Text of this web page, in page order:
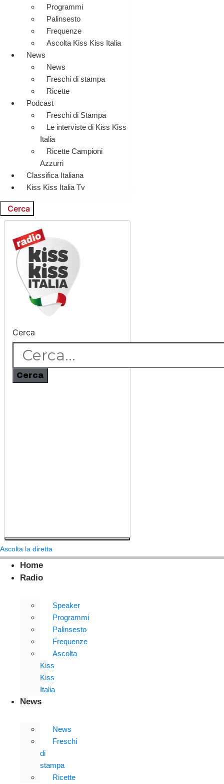
Programmi
Palinsesto
Frequenze
Ascolta Kiss Kiss Italia
News
News
Freschi di stampa
Ricette
Podcast
Freschi di Stampa
Le interviste di Kiss Kiss
Italia
Ricette Campioni
Azzurri
Classifica Italiana
Kiss Kiss Italia Tv
Cerca
Cerca
Cerca
Ascolta la diretta
Home
Radio
Speaker
Programmi
Palinsesto
Frequenze
Ascolta
Kiss
Kiss
Italia
News
News
Freschi
di
stampa
Ricette